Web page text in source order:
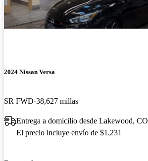
2024 Nissan Versa
SR FWD 38,627 millas
Entrega a domicilio desde Lakewood, CO
El precio incluye envío de $1,231